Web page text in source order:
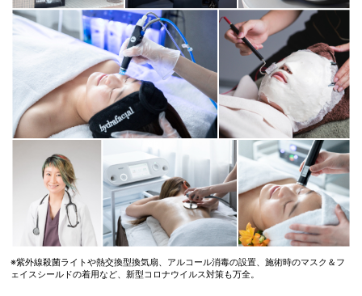
※紫外線殺菌ライトや熱交換型換気扇、アルコール消毒の設置、施術時のマスク＆フ
ェイスシールドの着用など、新型コロナウイルス対策も万全。